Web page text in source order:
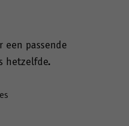
een passende
hetzelfde.